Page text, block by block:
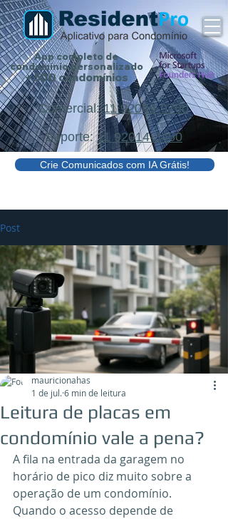
App completo de
condomíniopersonalizado
+ 500 condomínios
Comercial:11 92009-9760
Suporte:11 92014-3450
Crie Comunicados com IA Grátis!
Post
Leitura de placas em
condomínio vale a pena?
mauricionahas
1 de jul. 6 min de leitura
A fila na entrada da garagem no
horário de pico diz muito sobre a
operação de um condomínio.
Quando o acesso depende de